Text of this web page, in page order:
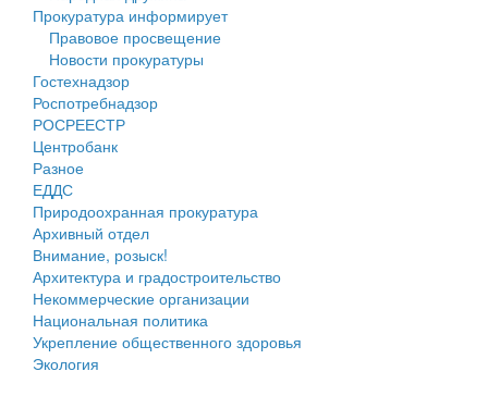
Генеральные планы
Проекты планировки территории
Собрание депутатов
Городское поселение
Сельские поселения
Прокуратура информирует
Правовое просвещение
Новости прокуратуры
Гостехнадзор
Роспотребнадзор
РОСРЕЕСТР
Центробанк
Разное
ЕДДС
Природоохранная прокуратура
Архивный отдел
Внимание, розыск!
Архитектура и градостроительство
Некоммерческие организации
Национальная политика
Укрепление общественного здоровья
Экология